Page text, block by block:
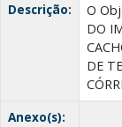
Descrição:
O
DO
DE
Anexo(s):